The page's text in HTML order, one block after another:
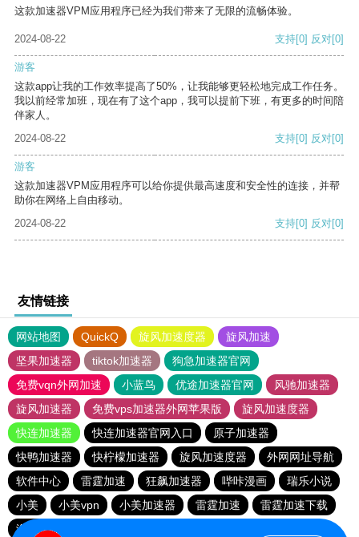
这款加速器VPM应用程序已经为我们带来了无限的流畅体验。
2024-08-22 支持[0] 反对[0]
游客
这款app让我的工作效率提高了50%，让我能够更轻松地完成工作任务。
我以前经常加班，现在有了这个app，我可以提前下班，有更多的时间陪
伴家人。
2024-08-22
支持[0] 反对[0]
游客
这款加速器VPM应用程序可以给你提供最高速度和安全性的连接，并帮
助你在网络上自由移动。
2024-08-22
支持[0] 反对[0]
友情链接
网站地图 QuickQ 旋风加速度器
旋风加速
坚果加速器
tiktok加速器
狗急加速器官网
免费vqn外网加速
小蓝鸟 优途加速器官网
风驰加速器
旋风加速器
免费vps加速器外网苹果版
旋风加速度器
快连加速器
快连加速器官网入口
原子加速器
快鸭加速器
快柠檬加速器 旋风加速度器
外网网址导航
软件中心
雷霆加速 狂飙加速器 哔咔漫画
瑞乐小说
小美
小美vpn 小美加速器 雷霆加速
雷霆加速下载
海鸥加速度